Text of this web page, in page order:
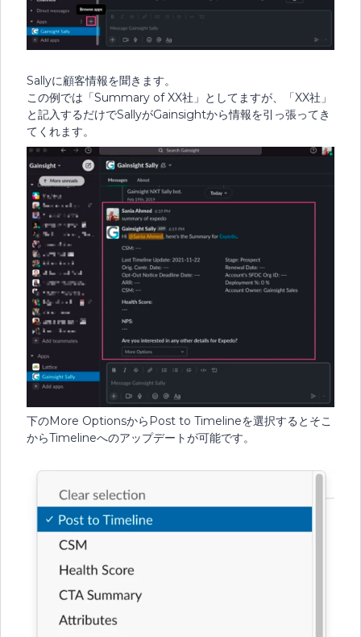
Sallyに顧客情報を聞きます。
この例では「Summary of XX社」としてますが、「XX社」
と記入するだけでSallyがGainsightから情報を引っ張ってき
てくれます。
下のMore OptionsからPost to Timelineを選択するとそこ
からTimelineへのアップデートが可能です。